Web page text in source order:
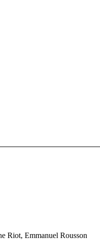
Riot, Emmanuel Rousson